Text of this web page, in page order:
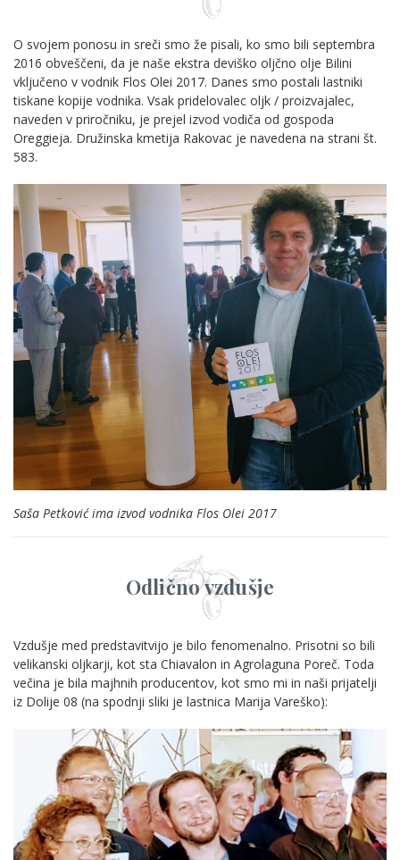
O svojem ponosu in sreči smo že pisali, ko smo bili septembra
2016 obveščeni, da je naše ekstra deviško oljčno olje Bilini
vključeno v vodnik Flos Olei 2017. Danes smo postali lastniki
tiskane kopije vodnika. Vsak pridelovalec oljk / proizvajalec,
naveden v priročniku, je prejel izvod vodiča od gospoda
Oreggieja. Družinska kmetija Rakovac je navedena na strani št.
583.
Saša Petković ima izvod vodnika Flos Olei 2017
Odlično vzdušje
Vzdušje med predstavitvijo je bilo fenomenalno. Prisotni so bili
velikanski oljkarji, kot sta Chiavalon in Agrolaguna Poreč. Toda
večina je bila majhnih producentov, kot smo mi in naši prijatelji
iz Dolije 08 (na spodnji sliki je lastnica Marija Vareško):